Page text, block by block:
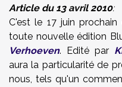
Article du 13 avril 2010:
C'est le 17 juin
toute nouvelle édition
Verhoeven. Edité par
aura la particularité de
nous, tels qu'un